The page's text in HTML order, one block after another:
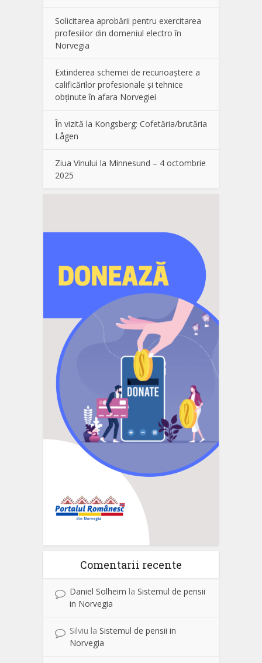
Solicitarea aprobării pentru exercitarea
profesiilor din domeniul electro în
Norvegia
Extinderea schemei de recunoaștere a
calificărilor profesionale și tehnice
obținute în afara Norvegiei
În vizită la Kongsberg: Cofetăria/brutăria
Lågen
Ziua Vinului la Minnesund – 4 octombrie
2025
Comentarii recente
Daniel Solheim la Sistemul de pensii
in Norvegia
Silviu la Sistemul de pensii in
Norvegia